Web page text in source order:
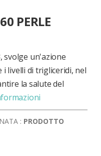
PERLE
svolge un'azione
livelli di trigliceridi, nel
la salute del
: PRODOTTO